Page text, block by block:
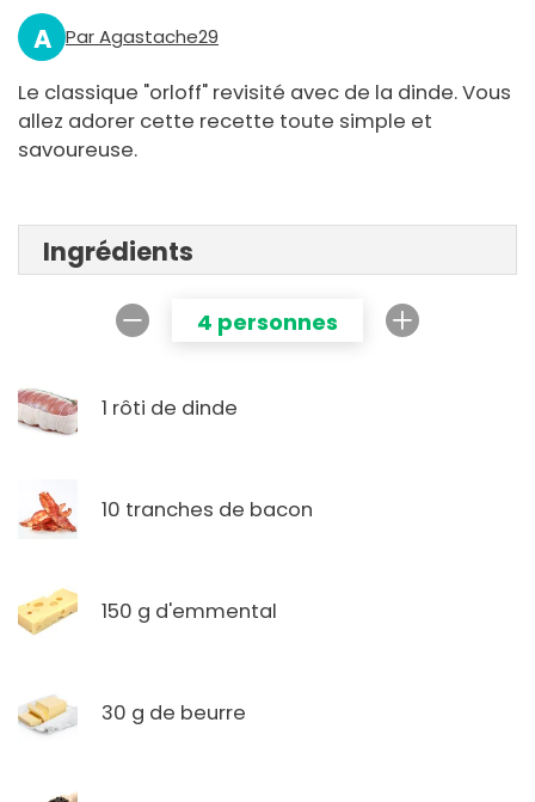
A Par Agastache29
Le classique "orloff" revisité avec de la dinde. Vous
allez adorer cette recette toute simple et
savoureuse.
Ingrédients
4 personnes
1 rôti de dinde
10 tranches de bacon
150 g d'emmental
30 g de beurre